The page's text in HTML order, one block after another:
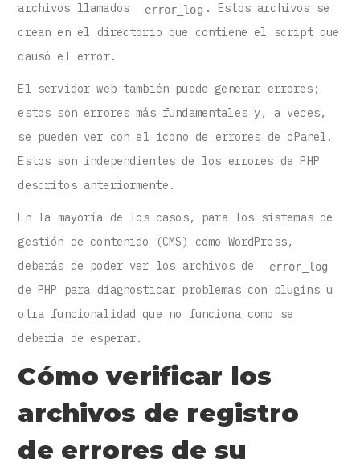
archivos llamados
error_log . Estos archivos se
crean en el directorio que contiene el script que
causó el error.
El servidor web también puede generar errores;
estos son errores más fundamentales y, a veces,
se pueden ver con el icono de errores de cPanel.
Estos son independientes de los errores de PHP
descritos anteriormente.
En la mayoría de los casos, para los sistemas de
gestión de contenido (CMS) como WordPress,
deberás de poder ver los archivos de
error_log
de PHP para diagnosticar problemas con plugins u
otra funcionalidad que no funciona como se
debería de esperar.
Cómo verificar los
archivos de registro
de errores de su